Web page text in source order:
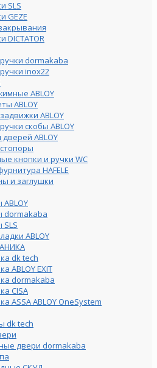
SLS
GEZE
DICTATOR
dormakaba
inox22
ABLOY
ABLOY
ABLOY
скобы ABLOY
ABLOY
кнопки и ручки WC
HAFELE
и заглушки
dormakaba
ABLOY
dk tech
ABLOY EXIT
dormakaba
СISA
ASSA ABLOY OneSystem
dk tech
двери dormakaba